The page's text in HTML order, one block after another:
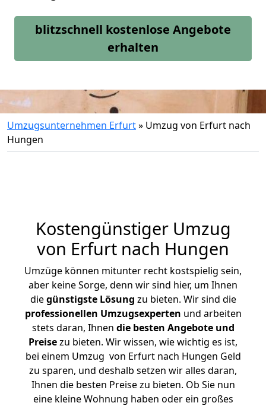
blitzschnell kostenlose Angebote
erhalten
Umzugsunternehmen Erfurt» Umzug von Erfurt nach
Hungen
Kostengünstiger Umzug
von Erfurt nach Hungen
Umzüge können mitunter recht kostspielig sein,
aber keine Sorge, denn wir sind hier, um Ihnen
diegünstigste Lösung zu bieten. Wir sind die
professionellen Umzugsexperten und arbeiten
stets daran, Ihnen die besten Angebote und
Preisezu bieten. Wir wissen, wie wichtig es ist,
bei einem Umzug von Erfurt nach Hungen Geld
zu sparen, und deshalb setzen wir alles daran,
Ihnen die besten Preise zu bieten. Ob Sie nun
eine kleine Wohnung haben oder ein großes